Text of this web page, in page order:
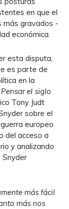
en que el
más gravados -
económica.
esta disputa,
es parte de
en la
Pensar el siglo
Tony Judt
sobre el
europeo
del acceso a
y analizando
Snyder
más fácil
más nos